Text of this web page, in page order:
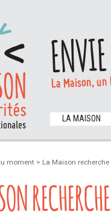
La Maison,
LA MAISON
moment > La Maison